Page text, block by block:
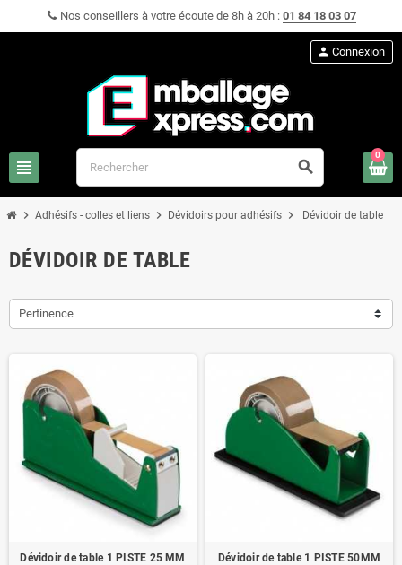
Nos conseillers à votre écoute de 8h à 20h : 01 84 18 03 07
view_headline search
person Connexion
0
chevron_right Adhésifs - colles et liens chevron_right Dévidoirs pour adhésifs chevron_right Dévidoir de table
DÉVIDOIR DE TABLE
Pertinence
Dévidoir de table 1 PISTE 25 MM
Dévidoir de table 1 PISTE 50MM